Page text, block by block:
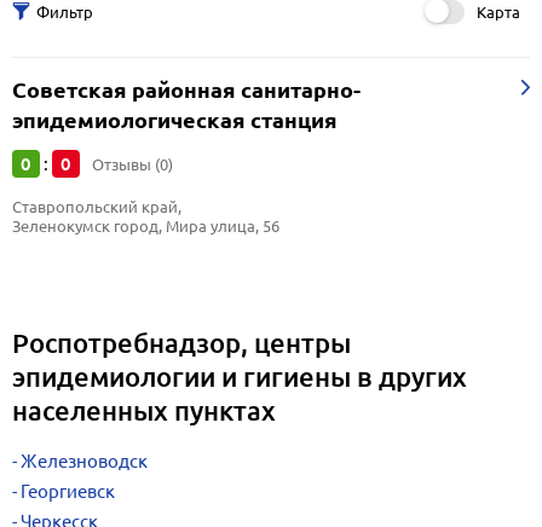
Карта
Советская районная санитарно-
эпидемиологическая станция
0 : 0 Отзывы (0)
Ставропольский край,
Зеленокумск город, Мира улица, 56
Роспотребнадзор, центры
эпидемиологии и гигиены в других
населенных пунктах
Железноводск
Георгиевск
Черкесск